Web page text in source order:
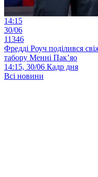
14:15
30/06
11346
Фредді Роуч поділився
табору Менні Пак’яо
14:15, 30/06 Кадр дня
Всі новини